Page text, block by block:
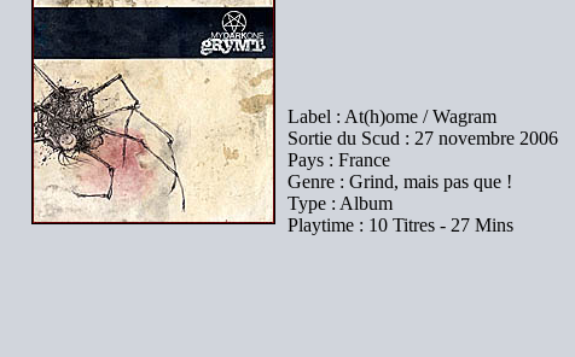
Label : At(h)ome / Wagram
Sortie du Scud : 27 novembre 2006
Pays : France
Genre : Grind, mais pas que !
Type : Album
Playtime : 10 Titres - 27 Mins